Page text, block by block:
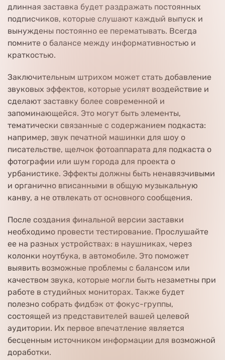
длинная заставка будет раздражать постоянных
подписчиков, которые слушают каждый выпуск и
вынуждены постоянно ее перематывать. Всегда
помните о балансе между информативностью и
краткостью.
Заключительным штрихом может стать добавление
звуковых эффектов, которые усилят воздействие и
сделают заставку более современной и
запоминающейся. Это могут быть элементы,
тематически связанные с содержанием подкаста:
например, звук печатной машинки для шоу о
писательстве, щелчок фотоаппарата для подкаста о
фотографии или шум города для проекта о
урбанистике. Эффекты должны быть ненавязчивыми
и органично вписанными в общую музыкальную
канву, а не отвлекать от основного сообщения.
После создания финальной версии заставки
необходимо провести тестирование. Прослушайте
ее на разных устройствах: в наушниках, через
колонки ноутбука, в автомобиле. Это поможет
выявить возможные проблемы с балансом или
качеством звука, которые могли быть незаметны при
работе в студийных мониторах. Также будет
полезно собрать фидбэк от фокус-группы,
состоящей из представителей вашей целевой
аудитории. Их первое впечатление является
бесценным источником информации для возможной
доработки.